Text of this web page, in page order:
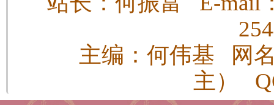
主编：何伟基 网
主）